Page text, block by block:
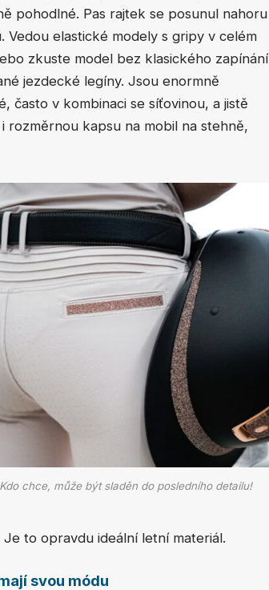
pohodlné. Pas rajtek se posunul nahoru
Vedou elastické modely s gripy v celém
zkuste model bez klasického zapínání
jezdecké legíny. Jsou enormně
často v kombinaci se síťovinou, a jistě
rozměrnou kapsu na mobil na stehně,
Kdo chce, může být sladěn do posledního detailu!
to opravdu ideální letní materiál.
svou módu